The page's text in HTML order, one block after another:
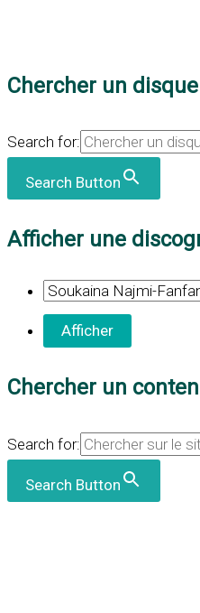
Chercher un disque
Search for:
Search Button
Afficher une
Chercher un
Search for:
Search Button